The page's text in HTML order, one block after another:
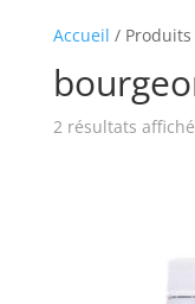
Accueil / Produits
2 résultats